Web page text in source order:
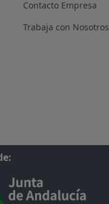
Contacto Empresa
Trabaja con Nosotros